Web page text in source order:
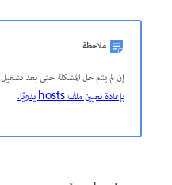
ملاحظة
إن لم يتم حل المشكلة حتى بعد تشغيل Limited Access Repair tool،
بإعادة تعيين ملف hosts يدويًا.